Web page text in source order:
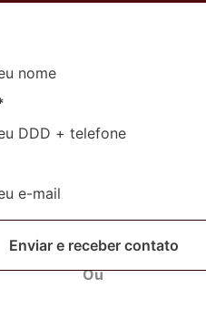
Enviar e receber contato
Ou